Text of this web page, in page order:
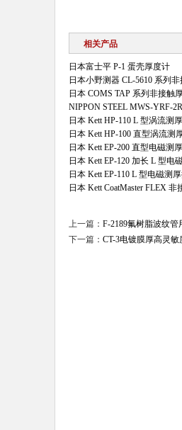
相关产品
日本富士平 P-1 蛋壳厚度计
日本小野测器 CL-5610 系列
日本 COMS TAP 系列非接触
NIPPON STEEL MWS-YRF-
日本 Kett HP-110 L 型涡流测
日本 Kett HP-100 直型涡流测
日本 Kett EP-200 直型电磁测
日本 Kett EP-120 加长 L 型电
日本 Kett EP-110 L 型电磁测
日本 Kett CoatMaster FLEX 非
上一篇： F-2189氟树脂波纹
下一篇： CT-3电镀膜厚高灵